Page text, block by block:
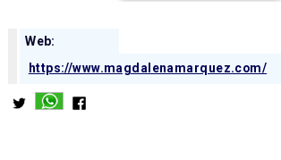
Web:
https://www.magdalenamarquez.com/